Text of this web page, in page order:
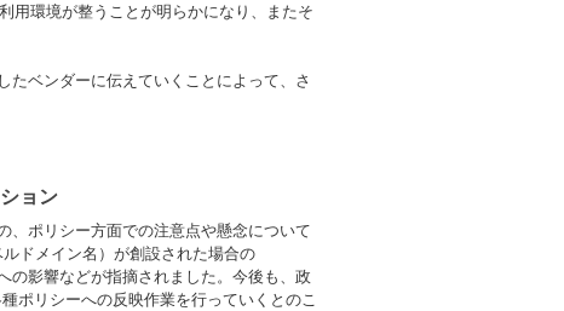
用環境が整うことが明らかになり、またそ
ベンダーに伝えていくことによって、さ
ョン
、ポリシー方面での注意点や懸念について
ドメイン名）が創設された場合の
の影響などが指摘されました。今後も、政
ポリシーへの反映作業を行っていくとのこ